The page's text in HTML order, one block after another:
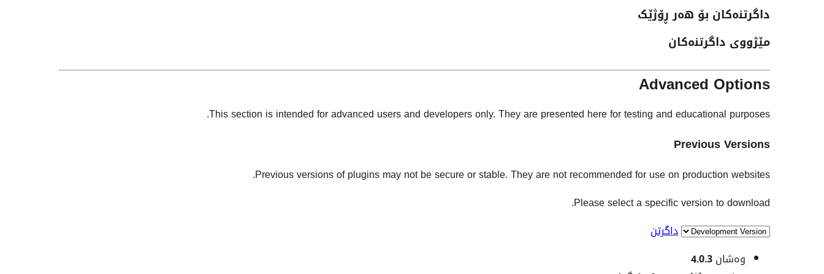
داگرتنەکان بۆ هەر ڕۆژێک
مێژووی داگرتنەکان
Advanced Options
This section is intended for advanced users and developers only. They are presented here for testing and educational purposes.
Previous Versions
Previous versions of plugins may not be secure or stable. They are not recommended for use on production websites.
Please select a specific version to download.
داگرتن
مێتاوەشان4.0.3